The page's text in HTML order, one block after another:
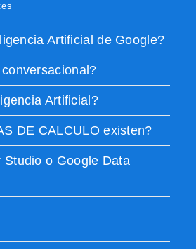
Artificial de Google?
Artificial?
DE CALCULO existen?
Studio o Google Data